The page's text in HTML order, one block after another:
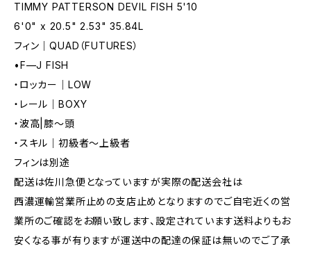
TIMMY PATTERSON DEVIL FISH 5'10
6'0" x 20.5" 2.53" 35.84L
フィン｜QUAD（FUTURES）
•F—J FISH
・ロッカー｜LOW
・レール｜BOXY
・波高|膝〜頭
・スキル｜初級者～上級者
フィンは別途
配送は佐川急便となっていますが実際の配送会社は
西濃運輸営業所止めの支店止めとなりますのでご自宅近くの営
業所のご確認をお願い致します、設定されています送料よりもお
安くなる事が有りますが運送中の配達の保証は無いのでご了承